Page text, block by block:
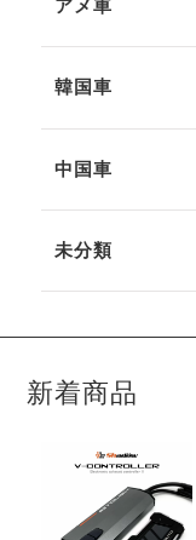
アメ車
韓国車
中国車
未分類
新着商品